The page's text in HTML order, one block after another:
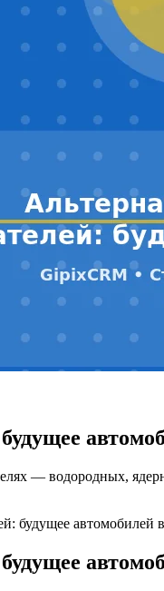
— водородных,
будущее автомобилей